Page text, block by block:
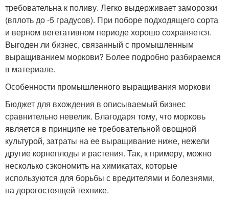
требовательна к поливу. Легко выдерживает заморозки
(вплоть до -5 градусов). При поборе подходящего сорта
и верном вегетативном периоде хорошо сохраняется.
Выгоден ли бизнес, связанный с промышленным
выращиванием моркови? Более подробно разбираемся
в материале.
Особенности промышленного выращивания моркови
Бюджет для вхождения в описываемый бизнес
сравнительно невелик. Благодаря тому, что морковь
является в принципе не требовательной овощной
культурой, затраты на ее выращивание ниже, нежели
другие корнеплоды и растения. Так, к примеру, можно
несколько сэкономить на химикатах, которые
используются для борьбы с вредителями и болезнями,
на дорогостоящей технике.